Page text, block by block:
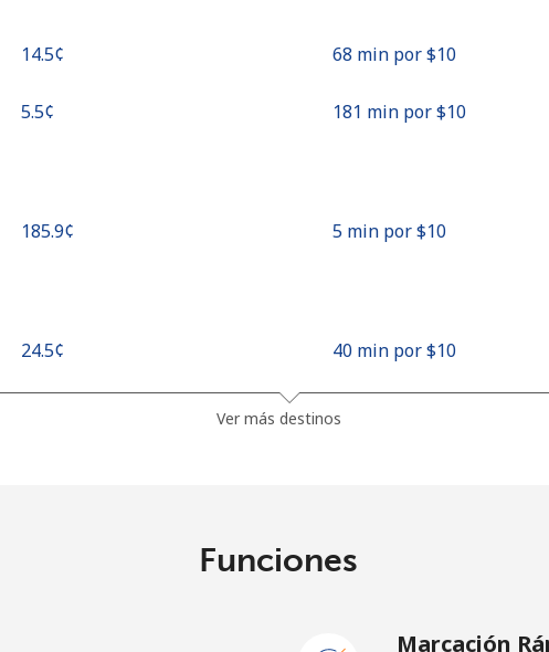
⁦14.5¢⁩ 68 min por ⁦$10⁩
⁦5.5¢⁩ 181 min por ⁦$10⁩
⁦185.9¢⁩ 5 min por ⁦$10⁩
⁦24.5¢⁩ 40 min por ⁦$10⁩
Ver más destinos
Funciones
Marcación